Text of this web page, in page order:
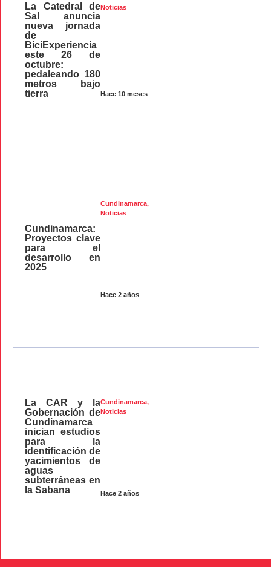
Noticias
Hace 10 meses
La Catedral de
Sal anuncia
nueva jornada
de
BiciExperiencia
este 26 de
octubre:
pedaleando 180
metros bajo
tierra
Cundinamarca,
Noticias
Hace 2 años
Cundinamarca:
Proyectos clave
para el
desarrollo en
2025
Cundinamarca,
Noticias
Hace 2 años
La CAR y la
Gobernación de
Cundinamarca
inician estudios
para la
identificación de
yacimientos de
aguas
subterráneas en
la Sabana